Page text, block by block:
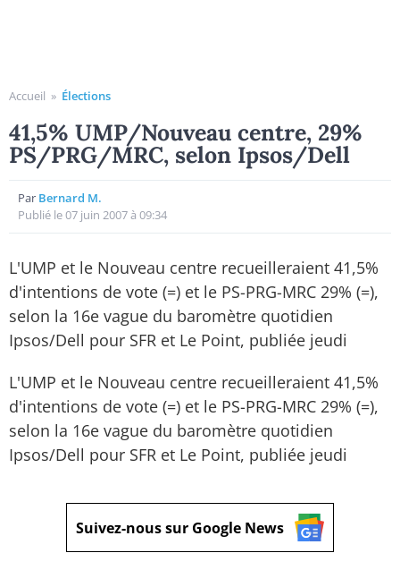
Accueil » Élections
41,5% UMP/Nouveau centre, 29%
PS/PRG/MRC, selon Ipsos/Dell
Par Bernard M.
Publié le 07 juin 2007 à 09:34
L'UMP et le Nouveau centre recueilleraient 41,5%
d'intentions de vote (=) et le PS-PRG-MRC 29% (=),
selon la 16e vague du baromètre quotidien
Ipsos/Dell pour SFR et Le Point, publiée jeudi
L'UMP et le Nouveau centre recueilleraient 41,5%
d'intentions de vote (=) et le PS-PRG-MRC 29% (=),
selon la 16e vague du baromètre quotidien
Ipsos/Dell pour SFR et Le Point, publiée jeudi
Suivez-nous sur Google News